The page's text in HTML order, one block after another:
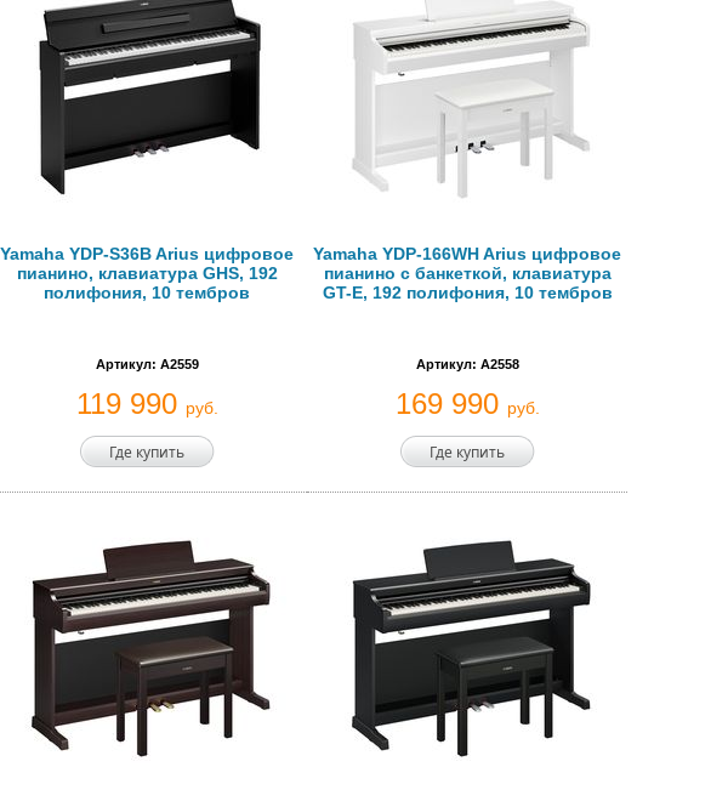
Yamaha YDP-S36B Arius цифровое
пианино, клавиатура GHS, 192
полифония, 10 тембров
Артикул: A2559
119 990 руб.
Где купить
Yamaha YDP-166WH Arius цифровое
пианино с банкеткой, клавиатура
GT-E, 192 полифония, 10 тембров
Артикул: A2558
169 990 руб.
Где купить